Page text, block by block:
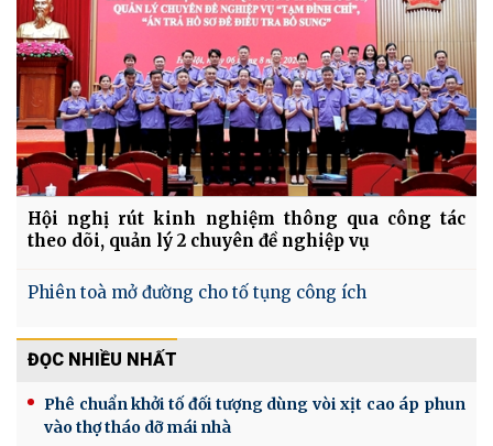
Hội nghị rút kinh nghiệm thông qua công tác
theo dõi, quản lý 2 chuyên đề nghiệp vụ
Phiên toà mở đường cho tố tụng công ích
ĐỌC NHIỀU NHẤT
Phê chuẩn khởi tố đối tượng dùng vòi xịt cao áp phun
vào thợ tháo dỡ mái nhà